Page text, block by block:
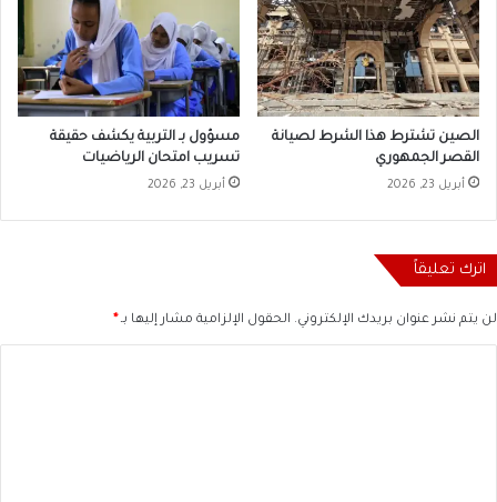
الصين تشترط هذا الشرط لصيانة
القصر الجمهوري
أبريل 23, 2026
مسؤول بـ التربية يكشف حقيقة
تسريب امتحان الرياضيات
أبريل 23, 2026
اترك تعليقاً
لن يتم نشر عنوان بريدك الإلكتروني. الحقول الإلزامية مشار إليها بـ *